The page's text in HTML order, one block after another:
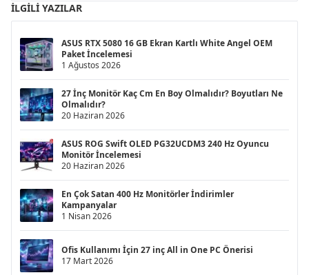
İLGILI YAZILAR
ASUS RTX 5080 16 GB Ekran Kartlı White Angel OEM
Paket İncelemesi
1 Ağustos 2026
27 İnç Monitör Kaç Cm En Boy Olmalıdır? Boyutları Ne
Olmalıdır?
20 Haziran 2026
ASUS ROG Swift OLED PG32UCDM3 240 Hz Oyuncu
Monitör İncelemesi
20 Haziran 2026
En Çok Satan 400 Hz Monitörler İndirimler
Kampanyalar
1 Nisan 2026
Ofis Kullanımı İçin 27 inç All in One PC Önerisi
17 Mart 2026